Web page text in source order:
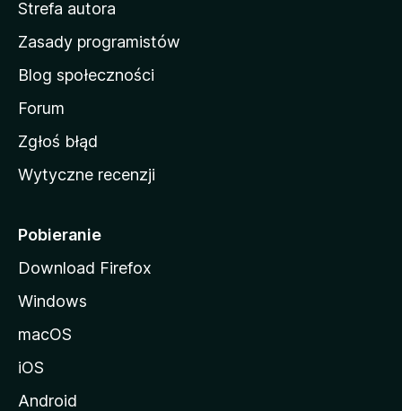
o
w
M
o
z
l
i
Strefa autora
Zasady programistów
Blog społeczności
Forum
Zgłoś błąd
Wytyczne recenzji
Pobieranie
Download Firefox
Windows
macOS
iOS
Android